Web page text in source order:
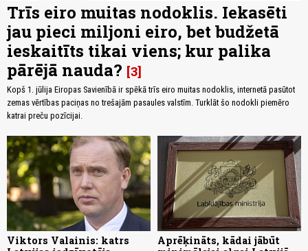
Trīs eiro muitas nodoklis. Iekasēti
jau pieci miljoni eiro, bet budžetā
ieskaitīts tikai viens; kur palika
pārējā nauda? 3
Kopš 1. jūlija Eiropas Savienībā ir spēkā trīs eiro muitas nodoklis, internetā pasūtot
zemas vērtības paciņas no trešajām pasaules valstīm. Turklāt šo nodokli piemēro
katrai preču pozīcijai.
Viktors Valainis: katrs
Aprēķināts, kādai jābūt